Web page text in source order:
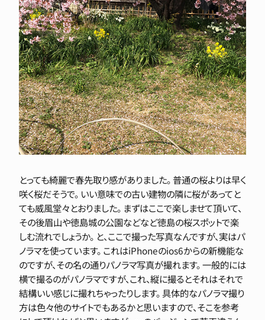
とっても綺麗で春先取り感がありました。 普通の桜よりは早く
咲く桜だそうで。 いい意味での古い建物の隣に桜があってと
ても威風堂々とおりました。 まずはここで楽しませて頂いて、
その後眉山や徳島城の公園などなど徳島の桜スポットで楽
しむ流れでしょうか。 と、ここで撮った写真なんですが、実はパ
ノラマを使っています。 これはiPhoneのios6からの新機能な
のですが、その名の通りパノラマ写真が撮れます。 一般的には
横で撮るのがパノラマですが、これ、縦に撮るとそれはそれで
結構いい感じに撮れちゃったりします。 具体的なパノラマ撮り
方は色々他のサイトでもあるかと思いますので、そこを参考